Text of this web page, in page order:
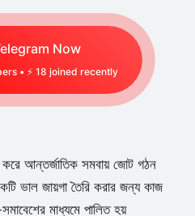
Now
• ⚡ 18 joined recently
আন্তর্জাতিক সমবায় জোট গঠন
ভাল জায়গা তৈরি করার জন্য কাজ
মাধ্যমে পালিত হয়